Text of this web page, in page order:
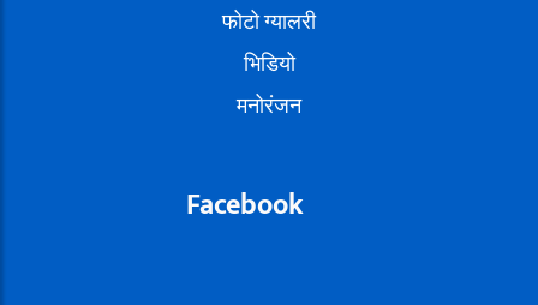
फोटो ग्यालरी
भिडियो
मनोरंजन
Facebook